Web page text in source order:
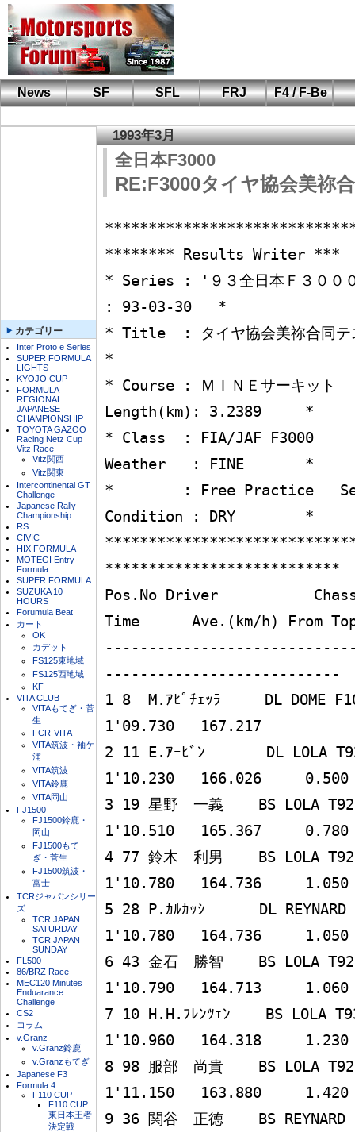
News SF SFL FRJ
F4 / F-Be
カテゴリー
Inter Proto e Series
SUPER FORMULA
LIGHTS
KYOJO CUP
FORMULA
REGIONAL
JAPANESE
CHAMPIONSHIP
TOYOTA GAZOO
Racing Netz Cup
Vitz Race
Vitz関西
Vitz関東
Intercontinental GT
Challenge
Japanese Rally
Championship
RS
CIVIC
HIX FORMULA
MOTEGI Entry
Formula
SUPER FORMULA
SUZUKA 10
HOURS
Forumula Beat
カート
OK
カデット
FS125東地域
FS125西地域
KF
VITA CLUB
VITAもてぎ・菅
生
FCR-VITA
VITA筑波・袖ケ
浦
VITA筑波
VITA鈴鹿
VITA岡山
FJ1500
FJ1500鈴鹿・
岡山
FJ1500もて
ぎ・菅生
FJ1500筑波・
富士
TCRジャパンシリー
ズ
TCR JAPAN
SATURDAY
TCR JAPAN
SUNDAY
FL500
86/BRZ Race
MEC120 Minutes
Enduarance
Challenge
CS2
コラム
v.Granz
v.Granz鈴鹿
v.Granzもてぎ
Japanese F3
Formula 4
F110 CUP
F110 CUP
東日本王者
決定戦
1993年3月
全日本F3000
RE:F3000タイヤ協会美祢
******** Results Writer ***
* Series : '９３全日本Ｆ３０００
: 93-03-30   *
* Title  : タイヤ協会美祢合同テ
*
* Course : ＭＩＮＥサーキット
Length(km): 3.2389     *
* Class  : FIA/JAF F3000
Weather   : FINE       *
*        : Free Practice
Condition : DRY        *
***************************
Pos.No Driver
Time      Ave.(km/h) From
---------------------------
1 8  M.ｱﾋﾟﾁｪｯﾗ     DL DOME
1'09.730   167.217
2 11 E.ｱｰﾋﾞﾝ       DL LOLA
1'10.230   166.026     0.500
3 19 星野　一義    BS LOLA T92/
1'10.510   165.367     0.780
4 77 鈴木　利男    BS LOLA T92/
1'10.780   164.736     1.050
5 28 P.ｶﾙｶｯｼ　　　 DL REYNARD
1'10.780   164.736     1.050
6 43 金石　勝智    BS LOLA T92/
1'10.790   164.713     1.060
7 10 H.H.ﾌﾚﾝﾂｪﾝ    BS LOLA
1'10.960   164.318     1.230
8 98 服部　尚貴    BS LOLA
1'11.150   163.880     1.420
9 36 関谷　正徳    BS REYNARD